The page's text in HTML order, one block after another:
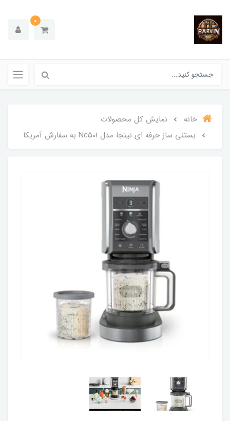
0
خانه
نمایش کل محصولات
بستنی ساز حرفه ای نینجا مدل Nc501 به سفارش آمریکا